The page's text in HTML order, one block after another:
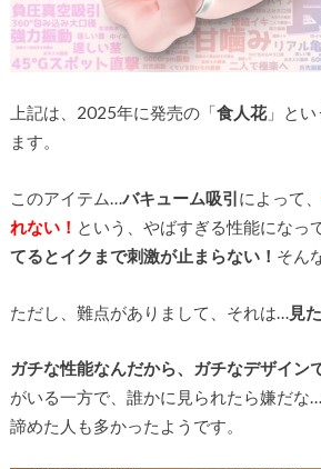
上記は、2025年に発売の「食人花」とい
ます。
このアイテム…バキューム吸引によって、
れない！ という、やばすぎる性能になっ
てるとイクまで刺激が止まらない！ そん
ただし、難点がありまして、それは… 見
ガチな性能なんだから、ガチなデザイン
がいる一方で、誰かに見られたら嫌だな
諦めた人も多かったようです。